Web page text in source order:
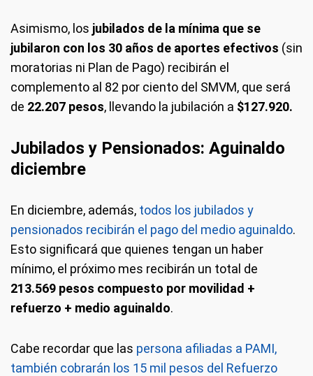
Asimismo, los jubilados de la mínima que se
jubilaron con los 30 años de aportes efectivos (sin
moratorias ni Plan de Pago) recibirán el
complemento al 82 por ciento del SMVM, que será
de 22.207 pesos, llevando la jubilación a $127.920.
Jubilados y Pensionados: Aguinaldo
diciembre
En diciembre, además, todos los jubilados y
pensionados recibirán el pago del medio aguinaldo.
Esto significará que quienes tengan un haber
mínimo, el próximo mes recibirán un total de
213.569 pesos compuesto por movilidad +
refuerzo + medio aguinaldo.
Cabe recordar que las persona afiliadas a PAMI,
también cobrarán los 15 mil pesos del Refuerzo